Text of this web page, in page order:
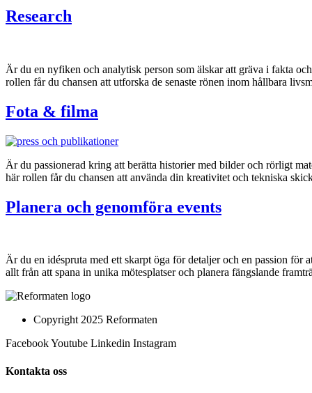
Research
Är du en nyfiken och analytisk person som älskar att gräva i fakta
rollen får du chansen att utforska de senaste rönen inom hållbara
Fota & filma
Är du passionerad kring att berätta historier med bilder och rörligt
här rollen får du chansen att använda din kreativitet och tekniska
Planera och genomföra events
Är du en idéspruta med ett skarpt öga för detaljer och en passion
allt från att spana in unika mötesplatser och planera fängslande
Copyright 2025 Reformaten
FacebookYoutube Linkedin Instagram
Kontakta oss